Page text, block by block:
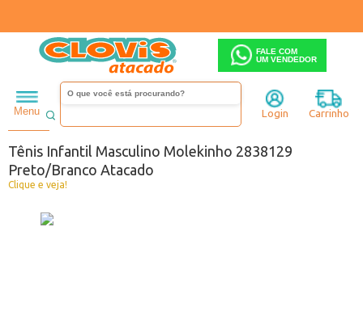
FALE COM
UM VENDEDOR
Menu Login Carrinho
Infantil Menino Tênis
Tênis Infantil Masculino Molekinho 2838129
Preto/Branco Atacado
Clique e veja!